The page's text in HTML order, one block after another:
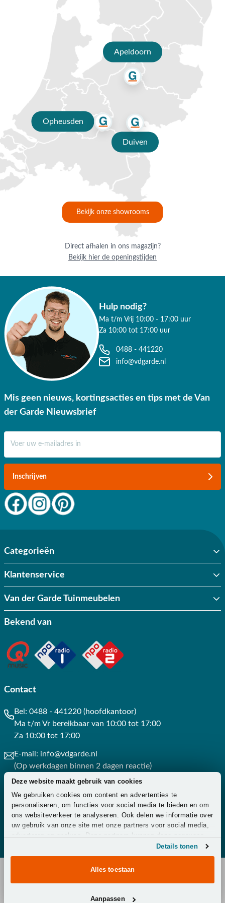
Deze website maakt gebruik van cookies
We gebruiken cookies om content en advertenties te
personaliseren, om functies voor social media te bieden en om
ons websiteverkeer te analyseren. Ook delen we informatie over
uw gebruik van onze site met onze partners voor social media,
adverteren en analyse. Deze partners kunnen deze gegevens
combineren met andere informatie die u aan ze heeft verstrekt
of die ze hebben verzameld op basis van uw gebruik van hun
Details tonen
Alles toestaan
Aanpassen
Apeldoorn
Opheusden
Duiven
Bekijk onze showrooms
Direct afhalen in ons magazijn?
Bekijk hier de openingstijden
Hulp nodig?
Ma t/m Vrij 10:00 - 17:00 uur
Za 10:00 tot 17:00 uur
0488 - 441220
info@vdgarde.nl
Mis geen nieuws, kortingsacties en tips met de Van
der Garde Nieuwsbrief
Inschrijven
Categorieën
Klantenservice
Van der Garde Tuinmeubelen
Bekend van
Contact
Bel: 0488 - 441220 (hoofdkantoor)
Ma t/m Vr bereikbaar van 10:00 tot 17:00
Za 10:00 tot 17:00
E-mail: info@vdgarde.nl
(Op werkdagen binnen 2 dagen reactie)
Whatsapp: 0488441220
(Op werkdagen binnen 3 uur reactie)
Copyright © 2026 - Van der Garde Tuinmeubelen -